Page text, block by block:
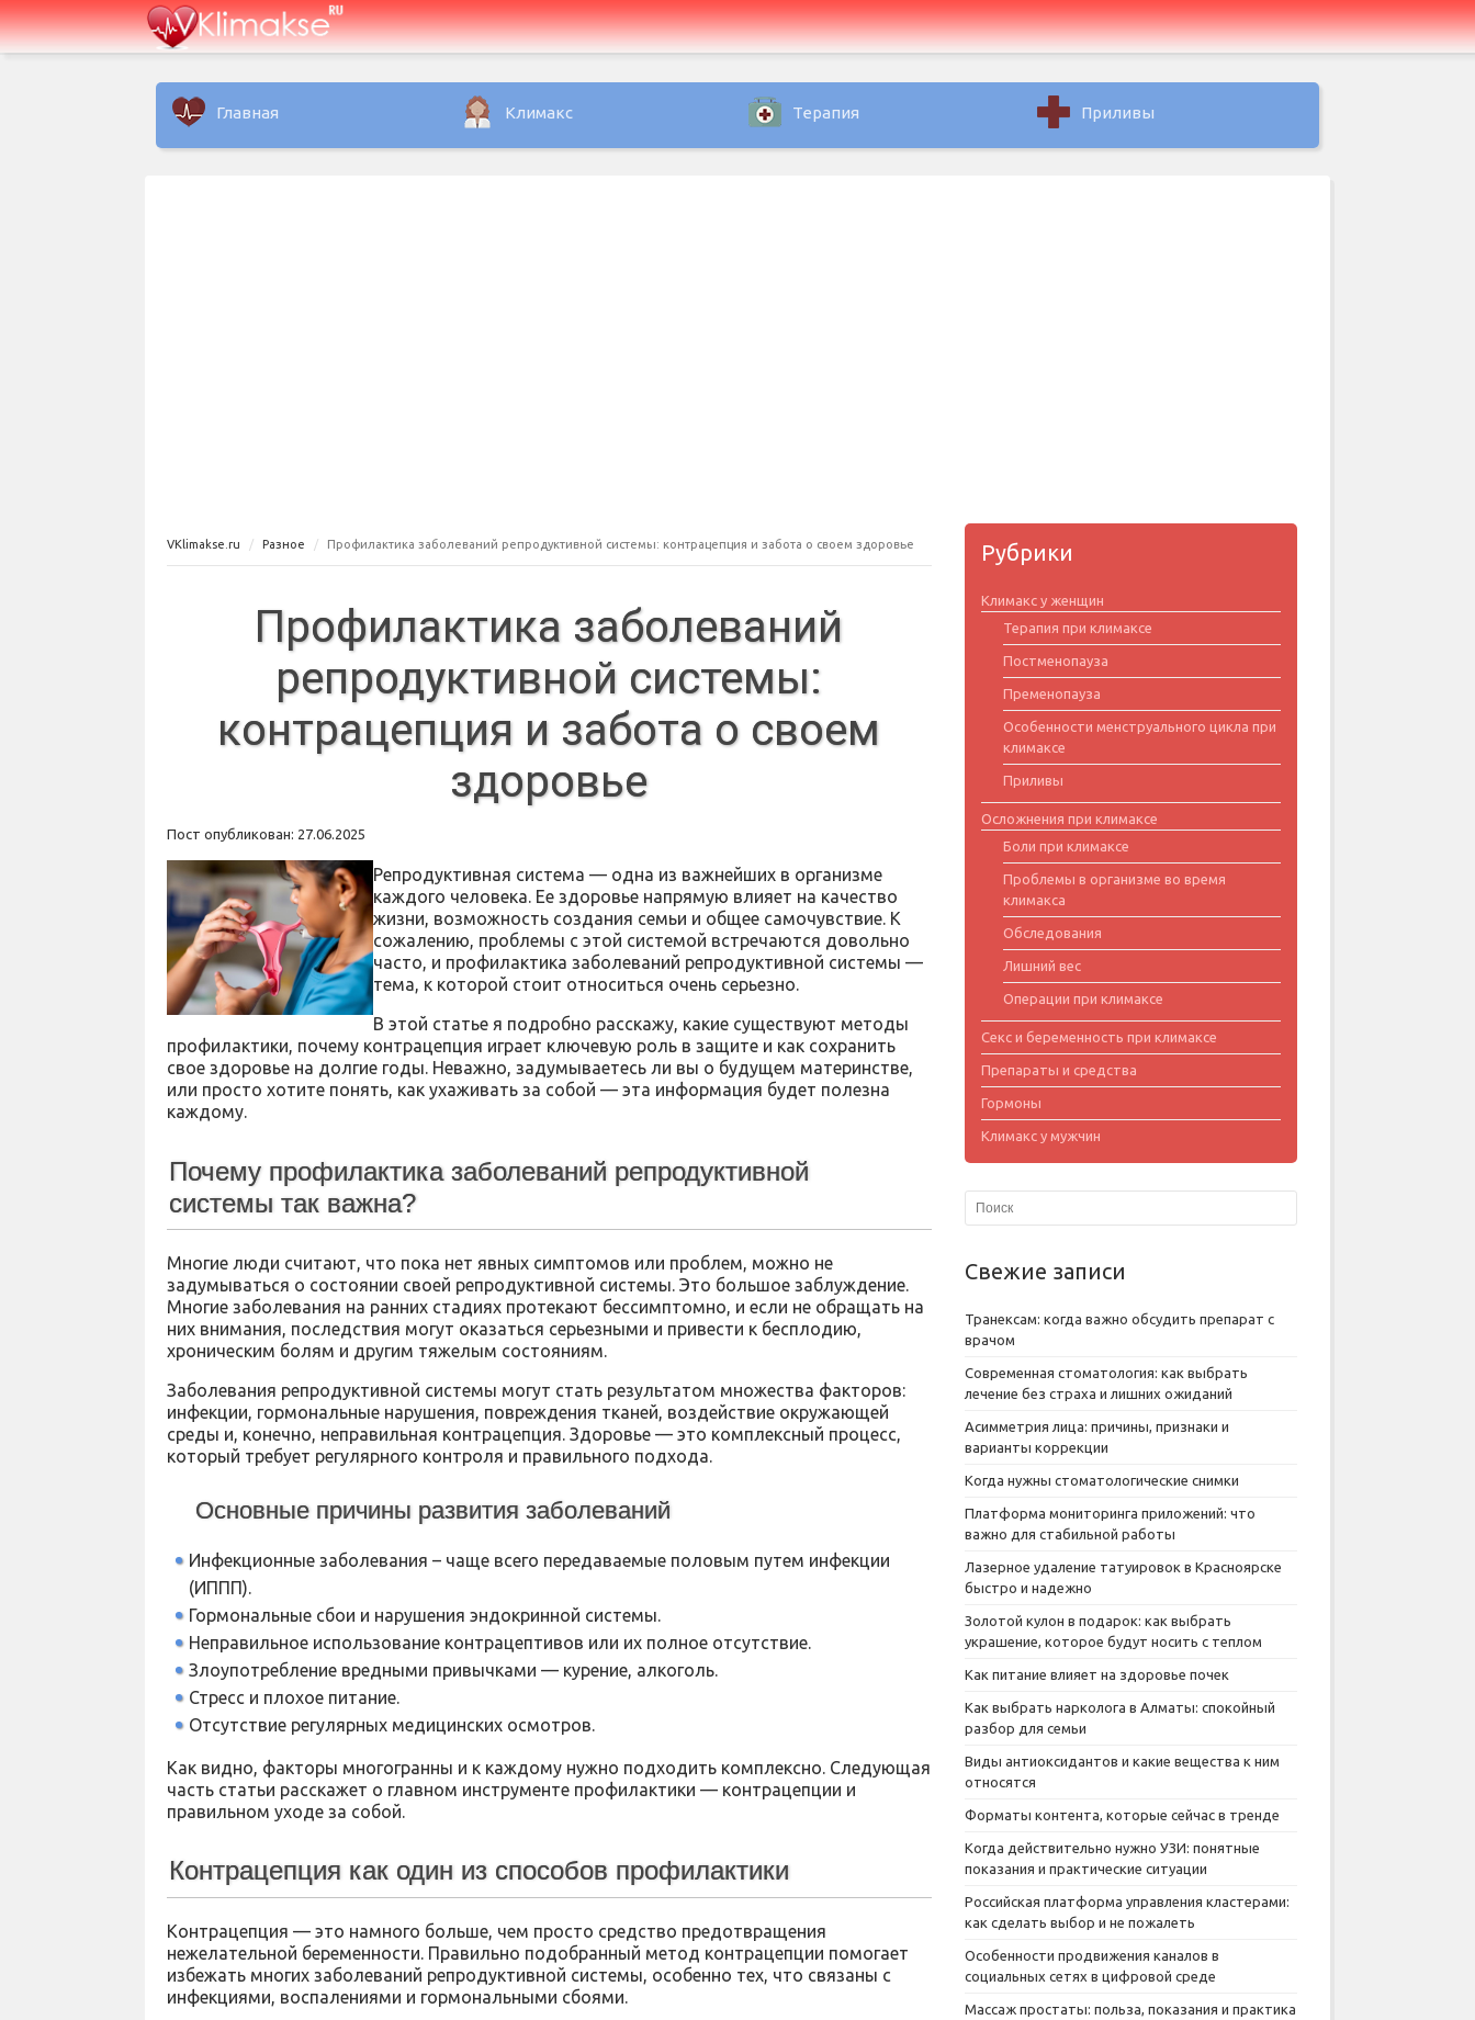
Главная Климакс Терапия Приливы
VKlimakse.ru Разное Профилактика заболеваний репродуктивной системы: контрацепция и забота о своем здоровье
Профилактика заболеваний
репродуктивной системы:
контрацепция и забота о своем
здоровье
Пост опубликован: 27.06.2025
Репродуктивная система — одна из важнейших в организме
каждого человека. Ее здоровье напрямую влияет на качество
жизни, возможность создания семьи и общее самочувствие. К
сожалению, проблемы с этой системой встречаются довольно
часто, и профилактика заболеваний репродуктивной системы —
тема, к которой стоит относиться очень серьезно.
В этой статье я подробно расскажу, какие существуют методы
профилактики, почему контрацепция играет ключевую роль в защите и как сохранить
свое здоровье на долгие годы. Неважно, задумываетесь ли вы о будущем материнстве,
или просто хотите понять, как ухаживать за собой — эта информация будет полезна
каждому.
Почему профилактика заболеваний репродуктивной
системы так важна?
Многие люди считают, что пока нет явных симптомов или проблем, можно не
задумываться о состоянии своей репродуктивной системы. Это большое заблуждение.
Многие заболевания на ранних стадиях протекают бессимптомно, и если не обращать на
них внимания, последствия могут оказаться серьезными и привести к бесплодию,
хроническим болям и другим тяжелым состояниям.
Заболевания репродуктивной системы могут стать результатом множества факторов:
инфекции, гормональные нарушения, повреждения тканей, воздействие окружающей
среды и, конечно, неправильная контрацепция. Здоровье — это комплексный процесс,
который требует регулярного контроля и правильного подхода.
Основные причины развития заболеваний
Инфекционные заболевания – чаще всего передаваемые половым путем инфекции
(ИППП).
Гормональные сбои и нарушения эндокринной системы.
Неправильное использование контрацептивов или их полное отсутствие.
Злоупотребление вредными привычками — курение, алкоголь.
Стресс и плохое питание.
Отсутствие регулярных медицинских осмотров.
Как видно, факторы многогранны и к каждому нужно подходить комплексно. Следующая
часть статьи расскажет о главном инструменте профилактики — контрацепции и
правильном уходе за собой.
Контрацепция как один из способов профилактики
Контрацепция — это намного больше, чем просто средство предотвращения
нежелательной беременности. Правильно подобранный метод контрацепции помогает
избежать многих заболеваний репродуктивной системы, особенно тех, что связаны с
инфекциями, воспалениями и гормональными сбоями.
Рубрики
Климакс у женщин
Терапия при климаксе
Постменопауза
Пременопауза
Особенности менструального цикла при
климаксе
Приливы
Осложнения при климаксе
Боли при климаксе
Проблемы в организме во время
климакса
Обследования
Лишний вес
Операции при климаксе
Секс и беременность при климаксе
Препараты и средства
Гормоны
Климакс у мужчин
Свежие записи
Транексам: когда важно обсудить препарат с
врачом
Современная стоматология: как выбрать
лечение без страха и лишних ожиданий
Асимметрия лица: причины, признаки и
варианты коррекции
Когда нужны стоматологические снимки
Платформа мониторинга приложений: что
важно для стабильной работы
Лазерное удаление татуировок в Красноярске
быстро и надежно
Золотой кулон в подарок: как выбрать
украшение, которое будут носить с теплом
Как питание влияет на здоровье почек
Как выбрать нарколога в Алматы: спокойный
разбор для семьи
Виды антиоксидантов и какие вещества к ним
относятся
Форматы контента, которые сейчас в тренде
Когда действительно нужно УЗИ: понятные
показания и практические ситуации
Российская платформа управления кластерами:
как сделать выбор и не пожалеть
Особенности продвижения каналов в
социальных сетях в цифровой среде
Массаж простаты: польза, показания и практика